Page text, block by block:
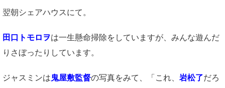
翌朝シェアハウスにて。
田口トモロヲは一生懸命掃除をしていますが、みんな遊んだ
りさぼったりしています。
ジャスミンは鬼屋敷監督の写真をみて、「これ、 岩松了だろ